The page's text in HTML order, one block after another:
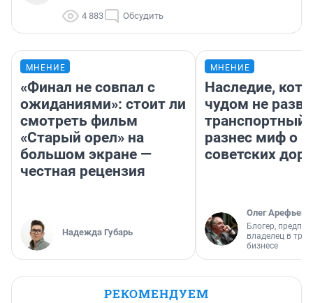
4 883 Обсудить
МНЕНИЕ
«Финал не совпал с
ожиданиями»: стоит ли
смотреть фильм
«Старый орел» на
большом экране —
честная рецензия
Надежда Губарь
МНЕНИЕ
Наследие,
чудом не
транспортный
разнес миф о
советских
Олег Арефьев
Блогер,
владелец в
бизнесе
РЕКОМЕНДУЕМ